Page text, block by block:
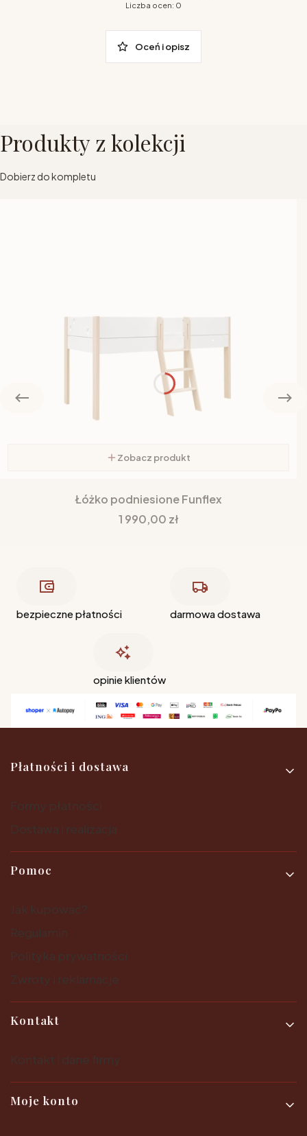
Liczba ocen: 0
Oceń i opisz
Produkty z kolekcji
Dobierz do kompletu
Zobacz produkt
Łóżko podniesione Funflex
Cena
1 990,00 zł
bezpieczne płatności darmowa dostawa
opinie klientów
Linki w stopce
Płatności i dostawa
Pomoc
Kontakt
Moje konto